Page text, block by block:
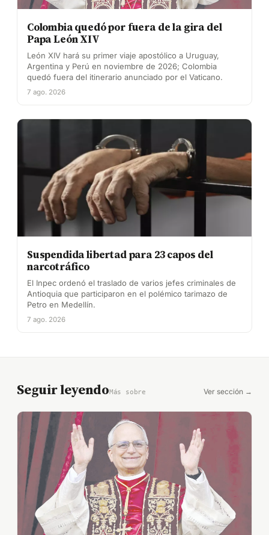
Colombia quedó por fuera de la gira del
Papa León XIV
León XIV hará su primer viaje apostólico a Uruguay,
Argentina y Perú en noviembre de 2026; Colombia
quedó fuera del itinerario anunciado por el Vaticano.
7 ago. 2026
Suspendida libertad para 23 capos del
narcotráfico
El Inpec ordenó el traslado de varios jefes criminales de
Antioquia que participaron en el polémico tarimazo de
Petro en Medellín.
7 ago. 2026
Seguir leyendoMás sobre Ver sección →